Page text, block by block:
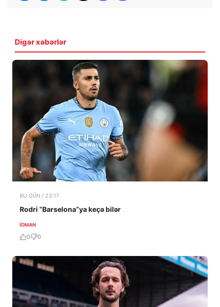
Digər xəbərlər
BU GÜN / 23:17
Rodri “Barselona”ya keçə bilər
İDMAN
0 0